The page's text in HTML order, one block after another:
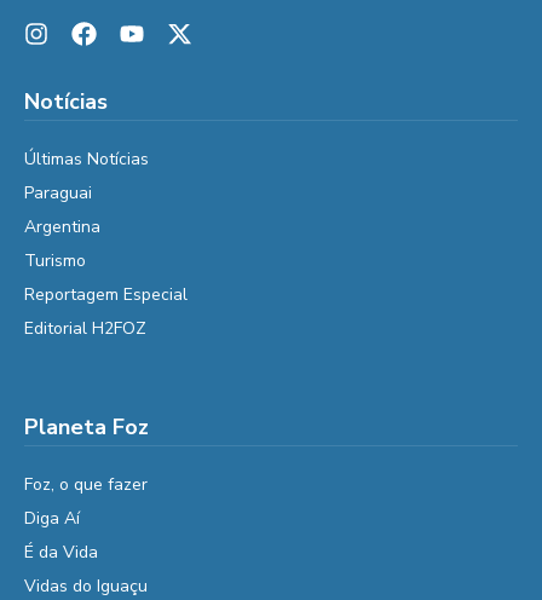
Notícias
Últimas Notícias
Paraguai
Argentina
Turismo
Reportagem Especial
Editorial H2FOZ
Planeta Foz
Foz, o que fazer
Diga Aí
É da Vida
Vidas do Iguaçu